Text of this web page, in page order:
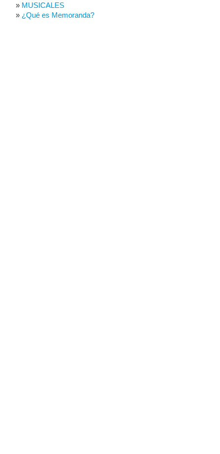
MUSICALES
¿Qué es Memoranda?